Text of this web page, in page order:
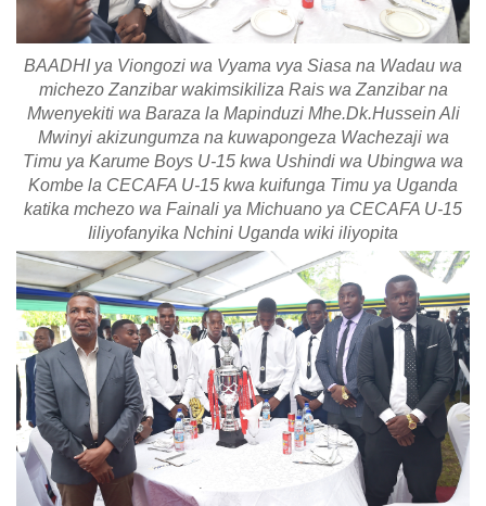
BAADHI ya Viongozi wa Vyama vya Siasa na Wadau wa
michezo Zanzibar wakimsikiliza Rais wa Zanzibar na
Mwenyekiti wa Baraza la Mapinduzi Mhe.Dk.Hussein Ali
Mwinyi akizungumza na kuwapongeza Wachezaji wa
Timu ya Karume Boys U-15 kwa Ushindi wa Ubingwa wa
Kombe la CECAFA U-15 kwa kuifunga Timu ya Uganda
katika mchezo wa Fainali ya Michuano ya CECAFA U-15
Iiliyofanyika Nchini Uganda wiki iliyopita